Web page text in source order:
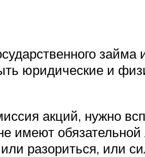
юридические и
акций, нужно
имеют
разориться, или